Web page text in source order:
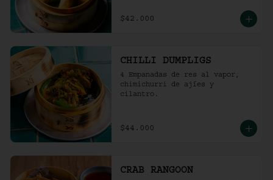
$42.000
CHILLI DUMPLIGS
4 Empanadas de res al vapor,
chimichurri de ajíes y
cilantro.
$44.000
CRAB RANGOON